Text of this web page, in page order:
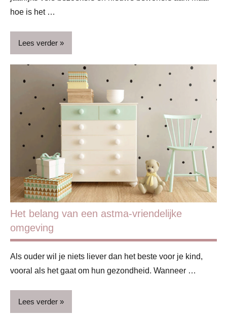
hoe is het …
Lees verder
Lifestyle
Het belang van een astma-vriendelijke
omgeving
Als ouder wil je niets liever dan het beste voor je kind,
vooral als het gaat om hun gezondheid. Wanneer …
Lees verder